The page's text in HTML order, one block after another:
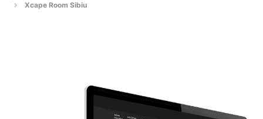
Xcape Room Sibiu